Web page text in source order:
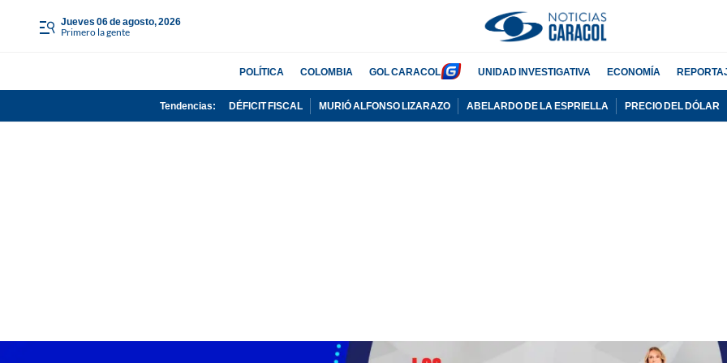
jueves 06 de agosto, 2026
Primero la gente
POLÍTICA COLOMBIA GOL CARACOL UNIDAD INVESTIGATIVA ECONOMÍA
Tendencias: DÉFICIT FISCAL MURIÓ ALFONSO LIZARAZO ABELARDO DE LA ESPRIELLA PRECIO DEL DÓLAR